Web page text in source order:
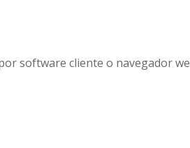
software cliente o navegador